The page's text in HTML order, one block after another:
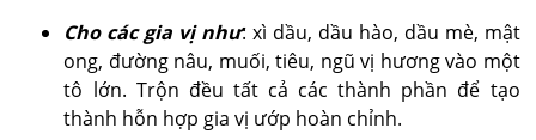
Cho các gia vị như: xì dầu, dầu hào, dầu mè, mật
ong, đường nâu, muối, tiêu, ngũ vị hương vào một
tô lớn. Trộn đều tất cả các thành phần để tạo
thành hỗn hợp gia vị ướp hoàn chỉnh.